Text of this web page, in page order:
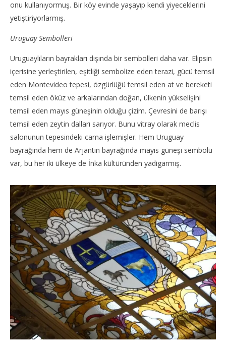
onu kullanıyormuş. Bir köy evinde yaşayıp kendi yiyeceklerini
yetiştiriyorlarmış.
Uruguay Sembolleri
Uruguaylıların bayrakları dışında bir sembolleri daha var. Elipsin
içerisine yerleştirilen, eşitliği sembolize eden terazi, gücü temsil
eden Montevideo tepesi, özgürlüğü temsil eden at ve bereketi
temsil eden öküz ve arkalarından doğan, ülkenin yükselişini
temsil eden mayıs güneşinin olduğu çizim. Çevresini de barışı
temsil eden zeytin dalları sarıyor. Bunu vitray olarak meclis
salonunun tepesindeki cama işlemişler. Hem Uruguay
bayrağında hem de Arjantin bayrağında mayıs güneşi sembolü
var, bu her iki ülkeye de İnka kültüründen yadigarmış.